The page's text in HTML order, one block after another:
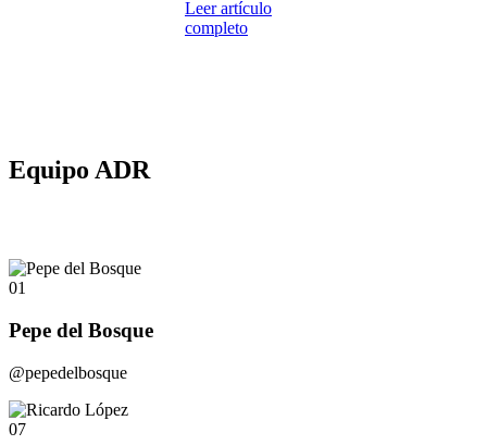
Leer artículo
completo
Equipo ADR
01
Pepe del Bosque
@pepedelbosque
07